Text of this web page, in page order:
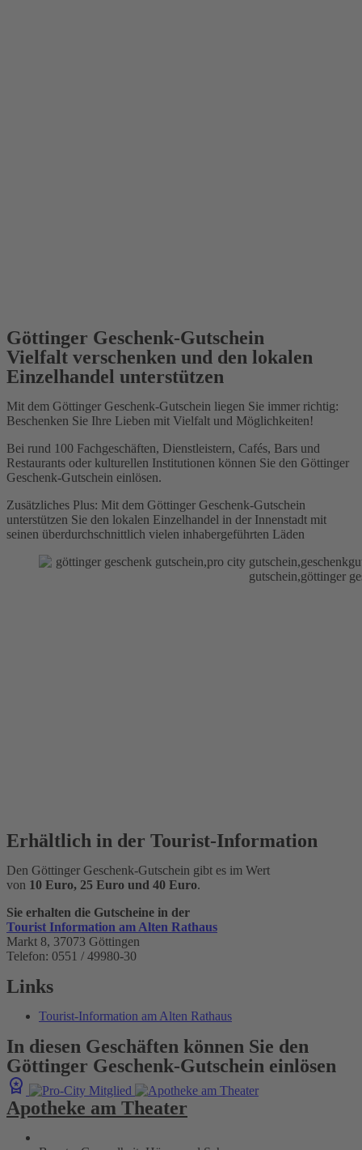
Göttinger Geschenk-Gutschein
Vielfalt verschenken und den lokalen
Einzelhandel unterstützen
Mit dem Göttinger Geschenk-Gutschein liegen Sie immer richtig:
Beschenken Sie Ihre Lieben mit Vielfalt und Möglichkeiten!
Bei rund 100 Fachgeschäften, Dienstleistern, Cafés, Bars und
Restaurants oder kulturellen Institutionen können Sie den Göttinger
Geschenk-Gutschein einlösen.
Zusätzliches Plus: Mit dem Göttinger Geschenk-Gutschein
unterstützen Sie den lokalen Einzelhandel in der Innenstadt mit
seinen überdurchschnittlich vielen inhabergeführten Läden
Erhältlich in der Tourist-Information
Den Göttinger Geschenk-Gutschein gibt es im Wert
von 10 Euro, 25 Euro und 40 Euro.
Sie erhalten die Gutscheine in der
Tourist Information am Alten Rathaus
Markt 8, 37073 Göttingen
Telefon: 0551 / 49980-30
Links
Tourist-Information am Alten Rathaus
In diesen Geschäften können Sie den
Göttinger Geschenk-Gutschein einlösen
Apotheke am Theater